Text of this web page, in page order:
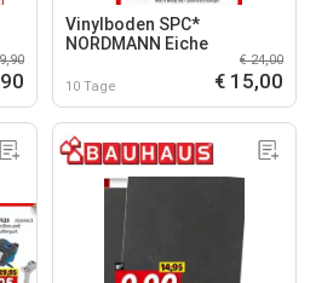
Vinylboden SPC*
NORDMANN Eiche
10 Tage
€ 24,00
€ 15,00